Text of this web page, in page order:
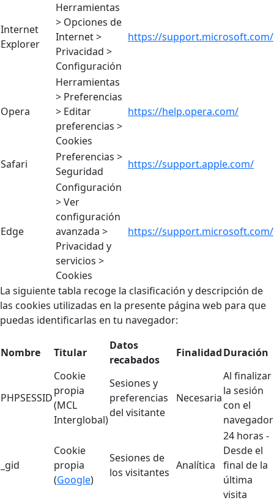
Internet
Explorer
Herramientas
> Opciones de
Internet >
Privacidad >
Configuración
https://support.microsoft.com/
Opera
Herramientas
> Preferencias
> Editar
preferencias >
Cookies
https://help.opera.com/
Safari
Preferencias >
Seguridad
https://support.apple.com/
Edge
Configuración
> Ver
configuración
avanzada >
Privacidad y
servicios >
Cookies
https://support.microsoft.com/
La siguiente tabla recoge la clasificación y descripción de
las cookies utilizadas en la presente página web para que
puedas identificarlas en tu navegador:
Nombre Titular
Datos
recabados
FinalidadDuración
PHPSESSID
Cookie
propia
(MCL
Interglobal)
Sesiones y
preferencias
del visitante
Necesaria
Al finalizar
la sesión
con el
navegador
_gid
Cookie
propia
(Google)
Sesiones de
los visitantes
Analítica
24 horas -
Desde el
final de la
última
visita